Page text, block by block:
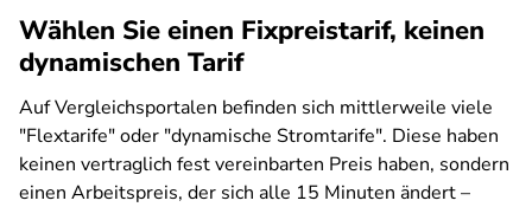
Wählen Sie einen Fixpreistarif, keinen
dynamischen Tarif
Auf Vergleichsportalen befinden sich mittlerweile viele
"Flextarife" oder "dynamische Stromtarife". Diese haben
keinen vertraglich fest vereinbarten Preis haben, sondern
einen Arbeitspreis, der sich alle 15 Minuten ändert –